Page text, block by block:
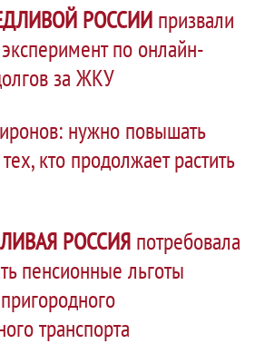
РОССИИ призвали
эксперимент по онлайн-
за ЖКУ
нужно повышать
кто продолжает растить
РОССИЯ потребовала
пенсионные льготы
транспорта